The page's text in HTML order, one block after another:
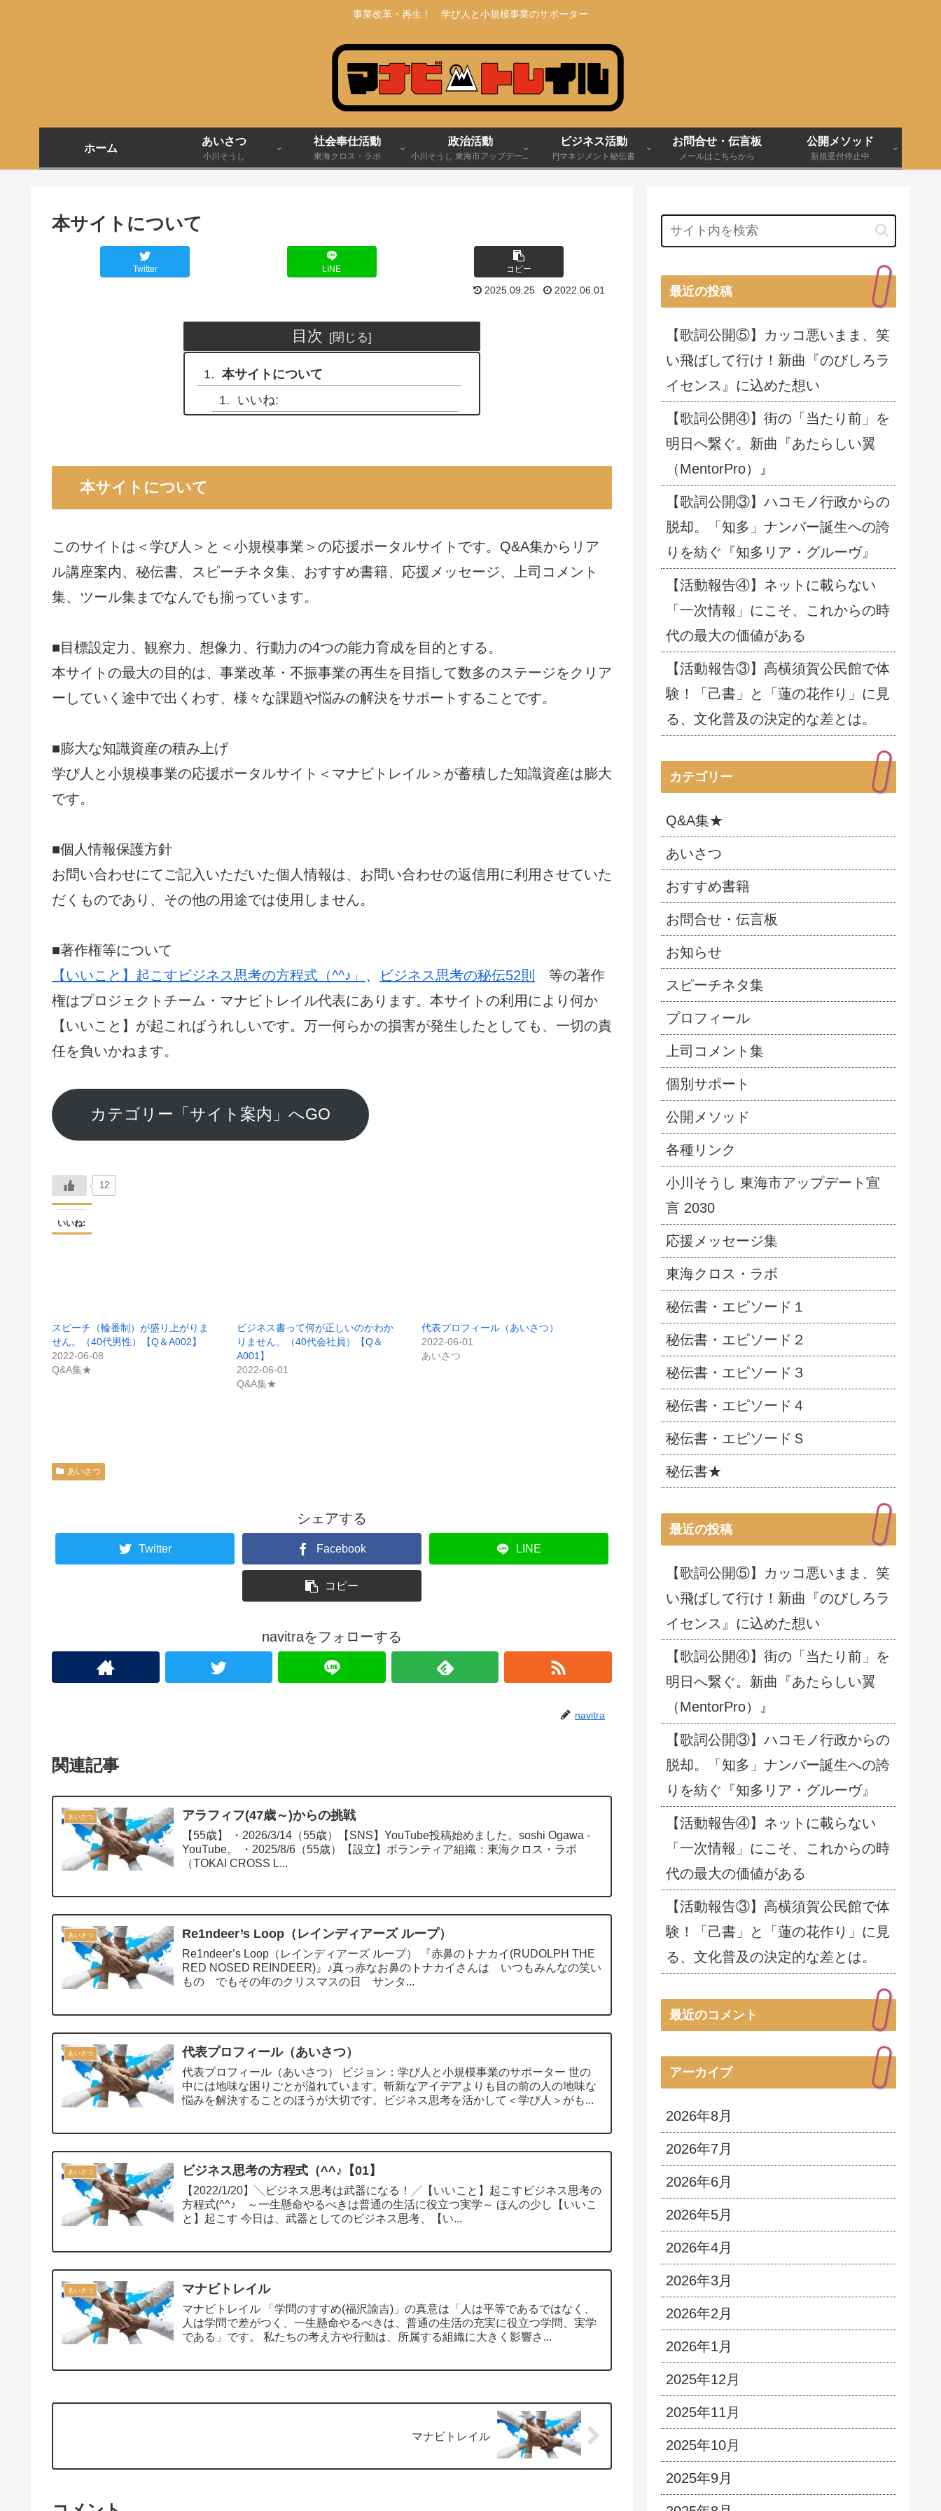
事業改革・再生！ 学び人と小規模事業のサポーター
ホーム
あいさつ
小川そうし
社会奉仕活動
東海クロス・ラボ
政治活動
小川そうし 東海市アップデート
宣言 2030
ビジネス活動
PJマネジメント秘伝書
お問合せ・伝言板
メールはこちらから
公開メソッド
新規受付停止中
本サイトについて
Twitter LINE コピー
2025.09.25 2022.06.01
目次
本サイトについて
いいね:
本サイトについて
このサイトは＜学び人＞と＜小規模事業＞の応援ポータルサイトです。Q&A集からリア
ル講座案内、秘伝書、スピーチネタ集、おすすめ書籍、応援メッセージ、上司コメント
集、ツール集までなんでも揃っています。
■目標設定力、観察力、想像力、行動力の4つの能力育成を目的とする。
本サイトの最大の目的は、事業改革・不振事業の再生を目指して数多のステージをクリア
ーしていく途中で出くわす、様々な課題や悩みの解決をサポートすることです。
■膨大な知識資産の積み上げ
学び人と小規模事業の応援ポータルサイト＜マナビトレイル＞が蓄積した知識資産は膨大
です。
■個人情報保護方針
お問い合わせにてご記入いただいた個人情報は、お問い合わせの返信用に利用させていた
だくものであり、その他の用途では使用しません。
■著作権等について
【いいこと】起こすビジネス思考の方程式（^^♪」 、 ビジネス思考の秘伝52則
等の著作
権はプロジェクトチーム・マナビトレイル代表にあります。本サイトの利用により何か
【いいこと】が起こればうれしいです。万一何らかの損害が発生したとしても、一切の責
任を負いかねます。
カテゴリー「サイト案内」へGO
12
いいね:
スピーチ（輪番制）が盛り上がりま
せん。（40代男性）【Q＆A002】
2022-06-08
Q&A集★
ビジネス書って何が正しいのかわか
りません。（40代会社員）【Q＆
A001】
2022-06-01
Q&A集★
代表プロフィール（あいさつ）
2022-06-01
あいさつ
あいさつ
シェアする
Twitter Facebook LINE
コピー
navitraをフォローする
navitra
関連記事
あいさつ アラフィフ(47歳～)からの挑戦
【55歳】 ・2026/3/14（55歳）【SNS】YouTube投稿始めました。soshi Ogawa -
YouTube。 ・2025/8/6（55歳）【設立】ボランティア組織：東海クロス・ラボ
（TOKAI CROSS L...
あいさつ Re1ndeer’s Loop（レインディアーズ ループ）
Re1ndeer’s Loop（レインディアーズ ループ） 『赤鼻のトナカイ(RUDOLPH THE
RED NOSED REINDEER)』♪真っ赤なお鼻のトナカイさんは いつもみんなの笑い
もの でもその年のクリスマスの日 サンタ...
あいさつ 代表プロフィール（あいさつ）
代表プロフィール（あいさつ） ビジョン：学び人と小規模事業のサポーター 世の
中には地味な困りごとが溢れています。斬新なアイデアよりも目の前の人の地味な
悩みを解決することのほうが大切です。ビジネス思考を活かして＜学び人＞がも...
あいさつ ビジネス思考の方程式（^^♪【01】
【2022/1/20】╲ビジネス思考は武器になる！╱【いいこと】起こすビジネス思考の
方程式(^^♪ ～一生懸命やるべきは普通の生活に役立つ実学～ ほんの少し【いいこ
と】起こす 今日は、武器としてのビジネス思考、【い...
あいさつ マナビトレイル
マナビトレイル 「学問のすすめ(福沢諭吉)」の真意は「人は平等であるではなく、
人は学問で差がつく、一生懸命やるべきは、普通の生活の充実に役立つ学問、実学
である」です。 私たちの考え方や行動は、所属する組織に大きく影響さ...
マナビトレイル
最近の投稿
【歌詞公開⑤】カッコ悪いまま、笑
い飛ばして行け！新曲『のびしろラ
イセンス』に込めた想い
【歌詞公開④】街の「当たり前」を
明日へ繋ぐ。新曲『あたらしい翼
（MentorPro）』
【歌詞公開③】ハコモノ行政からの
脱却。「知多」ナンバー誕生への誇
りを紡ぐ『知多リア・グルーヴ』
【活動報告④】ネットに載らない
「一次情報」にこそ、これからの時
代の最大の価値がある
【活動報告③】高横須賀公民館で体
験！「己書」と「蓮の花作り」に見
る、文化普及の決定的な差とは。
カテゴリー
Q&A集★
あいさつ
おすすめ書籍
お問合せ・伝言板
お知らせ
スピーチネタ集
プロフィール
上司コメント集
個別サポート
公開メソッド
各種リンク
小川そうし 東海市アップデート宣
言 2030
応援メッセージ集
東海クロス・ラボ
秘伝書・エピソード１
秘伝書・エピソード２
秘伝書・エピソード３
秘伝書・エピソード４
秘伝書・エピソードＳ
秘伝書★
最近の投稿
【歌詞公開⑤】カッコ悪いまま、笑
い飛ばして行け！新曲『のびしろラ
イセンス』に込めた想い
【歌詞公開④】街の「当たり前」を
明日へ繋ぐ。新曲『あたらしい翼
（MentorPro）』
【歌詞公開③】ハコモノ行政からの
脱却。「知多」ナンバー誕生への誇
りを紡ぐ『知多リア・グルーヴ』
【活動報告④】ネットに載らない
「一次情報」にこそ、これからの時
代の最大の価値がある
【活動報告③】高横須賀公民館で体
験！「己書」と「蓮の花作り」に見
る、文化普及の決定的な差とは。
最近のコメント
アーカイブ
2026年8月
2026年7月
2026年6月
2026年5月
2026年4月
2026年3月
2026年2月
2026年1月
2025年12月
2025年11月
2025年10月
2025年9月